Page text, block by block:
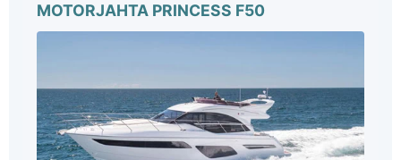
MOTORJAHTA PRINCESS F50